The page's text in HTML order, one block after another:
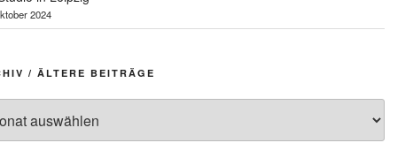
2024
/ ÄLTERE BEITRÄGE